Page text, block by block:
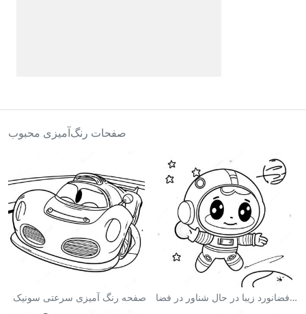
صفحات رنگ‌آمیزی محبوب
صفحه رنگ آمیزی سرعتی سونیک صفحه رنگ آمیزی فضانورد زیبا در حال شناور در فضا